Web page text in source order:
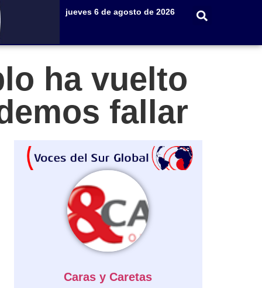
jueves 6 de agosto de 2026
ha vuelto
fallar
Caras y Caretas